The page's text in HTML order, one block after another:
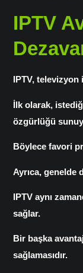
IPTV
IPTV,
İlk olarak,
özgürlüğü
Böylece favori
Ayrıca, genelde
IPTV aynı
sağlar.
Bir başka
sağlamasıdır.